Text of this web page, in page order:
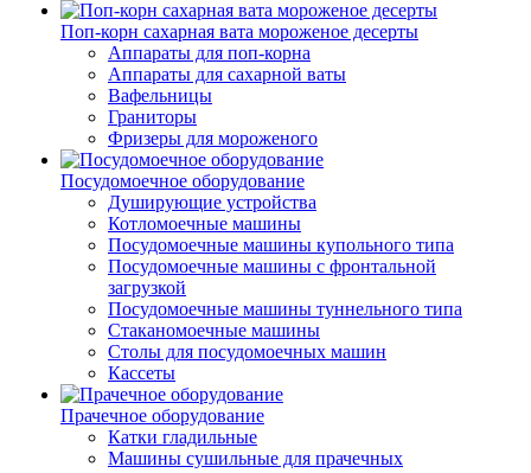
Поп-корн сахарная вата мороженое десерты
Аппараты для поп-корна
Аппараты для сахарной ваты
Вафельницы
Граниторы
Фризеры для мороженого
Посудомоечное оборудование
Душирующие устройства
Котломоечные машины
Посудомоечные машины купольного типа
Посудомоечные машины с фронтальной
загрузкой
Посудомоечные машины туннельного типа
Стаканомоечные машины
Столы для посудомоечных машин
Кассеты
Прачечное оборудование
Катки гладильные
Машины сушильные для прачечных